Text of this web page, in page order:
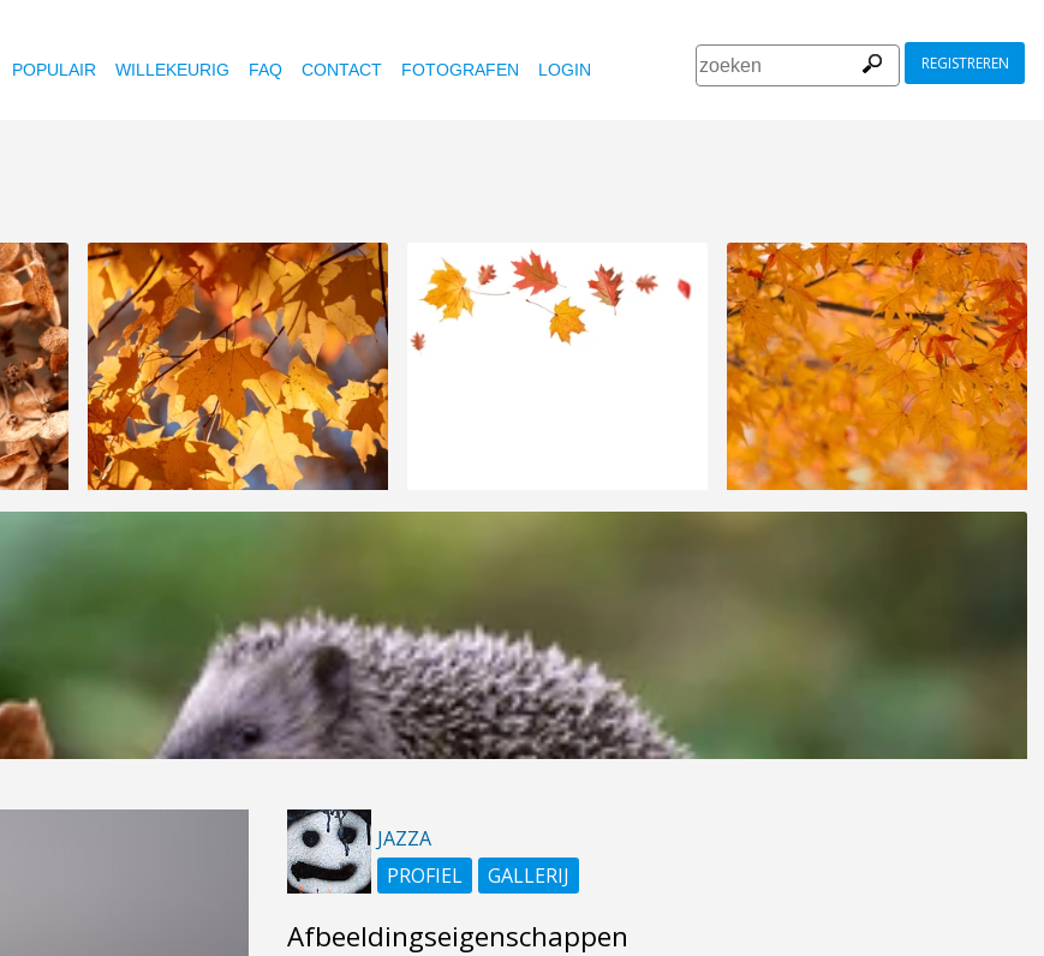
POPULAIR WILLEKEURIG FAQ CONTACT FOTOGRAFEN LOGIN REGISTREREN
JAZZA
PROFIEL
GALLERIJ
Afbeeldingseigenschappen